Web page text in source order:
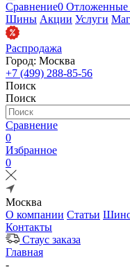
Сравнение0 Отложенные
Шины Акции Услуги
Распродажа
Город: Москва
+7 (499) 288-85-56
Поиск
Поиск
Сравнение
0
Избранное
0
Москва
О компании Статьи
Контакты
Стаус заказа
Главная
-